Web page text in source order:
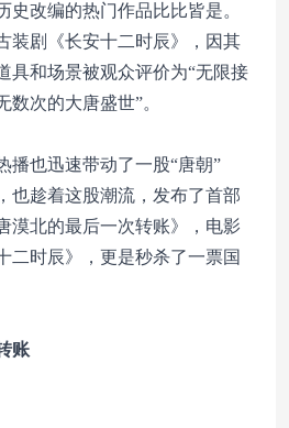
史改编的热门作品比比皆是。
装剧《长安十二时辰》，因其
具和场景被观众评价为“无限接
次的大唐盛世”。
播也迅速带动了一股“唐朝”
也趁着这股潮流，发布了首部
北的最后一次转账》，电影
二时辰》，更是秒杀了一票国
账